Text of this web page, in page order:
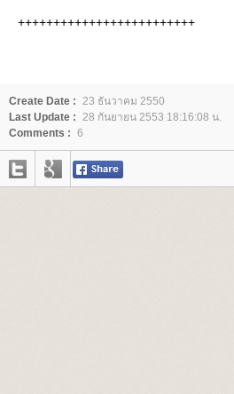
+++++++++++++++++++++++++
Create Date : 23 ธันวาคม 2550
Last Update : 28 กันยายน 2553 18:16:08 น.
Comments : 6